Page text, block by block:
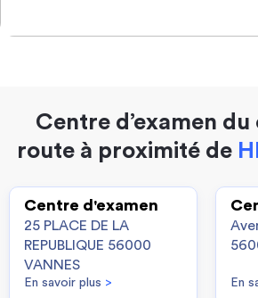
Centre d’examen du
route à proximité de
Centre d'examen
25 PLACE DE LA
REPUBLIQUE 56000
VANNES
En savoir plus > En